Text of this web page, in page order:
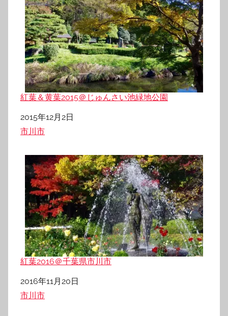
紅葉＆黄葉2015＠じゅんさい池緑地公園
日付
2015年12月2日
関連理由
市川市
紅葉2016＠千葉県市川市
日付
2016年11月20日
関連理由
市川市